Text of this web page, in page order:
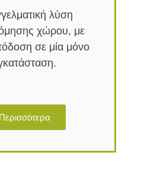
λύση
χώρου, με
σε μία μόνο
Περισσότερα